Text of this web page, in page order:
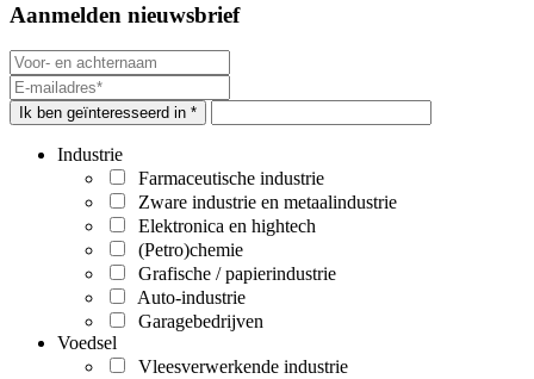
Aanmelden nieuwsbrief
Ik ben geïnteresseerd in *
Industrie
Farmaceutische industrie
Zware industrie en metaalindustrie
Elektronica en hightech
(Petro)chemie
Grafische / papierindustrie
Auto-industrie
Garagebedrijven
Voedsel
Vleesverwerkende industrie